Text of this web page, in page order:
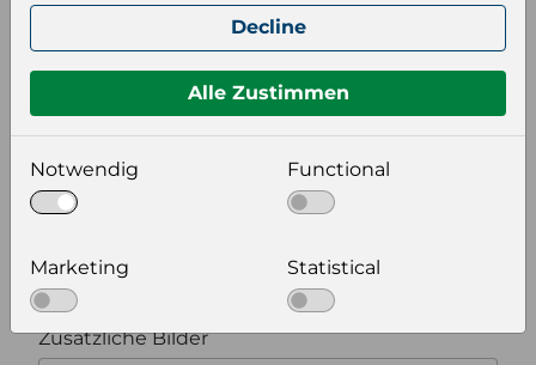
Bildeinstellungen
wählen Sie eine Auflösung für Ihr Bild aus
Bildauflösung
Optional weitere Produktinformationen zum
Download auswählen
Zusätzliche Bilder
Decline
Alle Zustimmen
Notwendig Functional
Marketing Statistical